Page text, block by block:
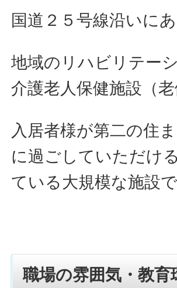
国道２５号線沿いに
地域のリハビリテー
介護老人保健施設（老
入居者様が第二の住
に過ごしていただけ
ている大規模な施設で
職場の雰囲気・教育